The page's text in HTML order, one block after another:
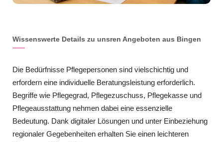
Wissenswerte Details zu unsren Angeboten aus Bingen
Die Bedürfnisse Pflegepersonen sind vielschichtig und
erfordern eine individuelle Beratungsleistung erforderlich.
Begriffe wie Pflegegrad, Pflegezuschuss, Pflegekasse und
Pflegeausstattung nehmen dabei eine essenzielle
Bedeutung. Dank digitaler Lösungen und unter Einbeziehung
regionaler Gegebenheiten erhalten Sie einen leichteren